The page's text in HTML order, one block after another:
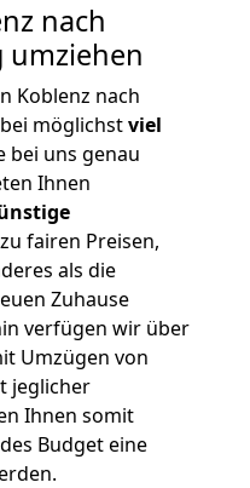
nach
umziehen
Koblenz nach
möglichstviel
bei uns genau
Ihnen
zu fairen Preisen,
als die
Zuhause
verfügen wir über
Umzügen von
jeglicher
Ihnen somit
Budget eine